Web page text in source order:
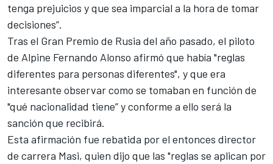
tenga prejuicios y que sea imparcial a la hora de tomar
decisiones”.
Tras el Gran Premio de Rusia del año pasado, el piloto
de Alpine Fernando Alonso afirmó que había "reglas
diferentes para personas diferentes", y que era
interesante observar como se tomaban en función de
"qué nacionalidad tiene” y conforme a ello será la
sanción que recibirá.
Esta afirmación fue rebatida por el entonces director
de carrera Masi, quien dijo que las "reglas se aplican por